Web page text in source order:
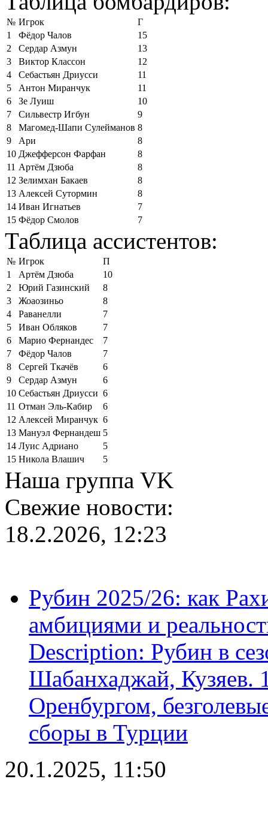
№ Игрок
Г
1
Фёдор Чалов
15
2
Сердар Азмун
13
3
Виктор Классон
12
4
Себастьян Дриусси
11
5
Антон Миранчук
11
6
Зе Луиш
10
7
Сильвестр Игбун
9
8
Магомед-Шапи Сулейманов 8
9
Ари
8
10 Джефферсон Фарфан
8
11 Артём Дзюба
8
12 Зелимхан Бакаев
8
13 Алексей Сутормин
8
14 Иван Игнатьев
7
15 Фёдор Смолов 7
Таблица ассистентов:
№ Игрок
П
1
Артём Дзюба
10
2
Юрий Газинский
8
3
Жоаозиньо
8
4
Раванелли
7
5
Иван Обляков
7
6
Марио Фернандес
7
7
Фёдор Чалов
7
8
Сергей Ткачёв
6
9
Сердар Азмун
6
10 Себастьян Дриусси 6
11 Отман Эль-Кабир
6
12 Алексей Миранчук 6
13 Мануэл Фернандеш 5
14 Луис Адриано
5
15 Никола Влашич 5
Наша группа VK
Свежие новости:
18.2.2026, 12:23
Рубин 2025/26: как
амбициями и
Description: Рубин в
Шабанхаджай, Кузяев.
Оренбургом,
сборы в Турции
20.1.2025, 11:50